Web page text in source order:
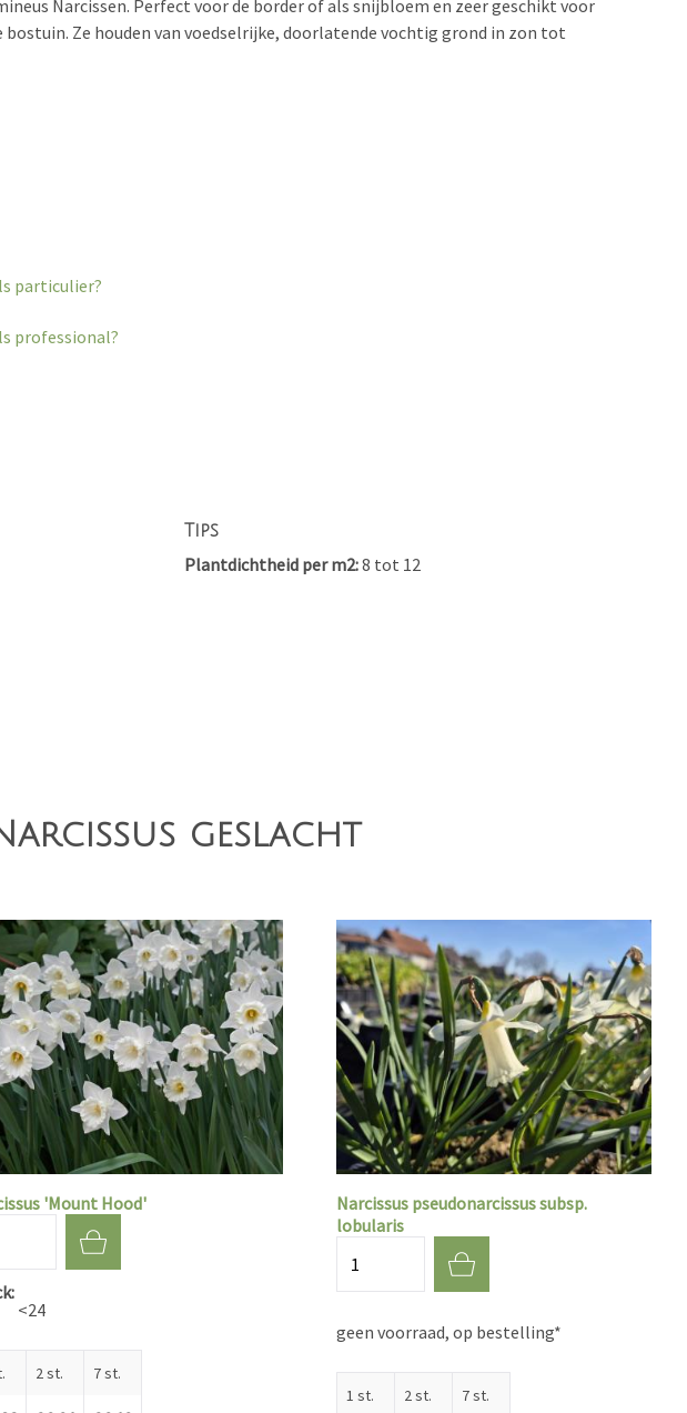
Narcissen. Perfect voor de border of als snijbloem en zeer geschikt voor
Ze houden van voedselrijke, doorlatende vochtig grond in zon tot
particulier?
professional?
Tips
Plantdichtheid per m2 8 tot 12
geslacht
'Mount Hood'
<24
2 st. 7 st.
Narcissus pseudonarcissus subsp.
lobularis
geen voorraad, op bestelling*
1 st. 2 st. 7 st.